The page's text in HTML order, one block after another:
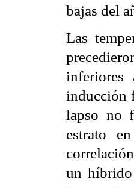
bajas del
Las
inferiores
inducción
lapso no
estrato
un